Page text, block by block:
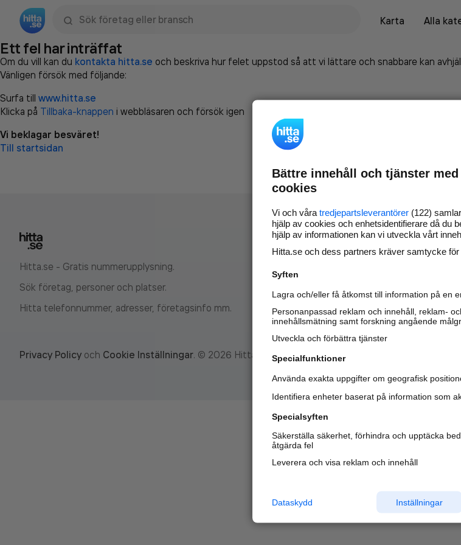
Karta
Alla
Ett fel har inträffat
Om du vill kan du kontakta hitta.se och beskriva hur felet uppstod så att vi lättare och snabbare kan
Vänligen försök med följande:
Surfa till www.hitta.se
Klicka på Tillbaka-knappen i webbläsaren och försök igen
Vi beklagar besväret!
Till startsidan
Hitta.se - Gratis nummerupplysning.
Sök företag, personer och platser.
Hitta telefonnummer, adresser, företagsinfo mm.
Marknadsför
nya kunder och
samarbetspartners
Läs mer här
Privacy Policy och Cookie Inställningar. © 2026 Hitta.se
Bättre innehåll och tjänster
cookies
Vi och våra tredjepartsleverantörer (122)
hjälp av cookies och enhetsidentifierare då du
hjälp av informationen kan vi utveckla vårt
Hitta.se och dess partners kräver samtycke för
Syften
Lagra och/eller få åtkomst till information på en
Personanpassad reklam och innehåll, reklam-
innehållsmätning samt forskning angående
Utveckla och förbättra tjänster
Specialfunktioner
Använda exakta uppgifter om geografisk
Identifiera enheter baserat på information som
Specialsyften
Säkerställa säkerhet, förhindra och upptäcka
åtgärda fel
Leverera och visa reklam och innehåll
Inställningar
Dataskydd